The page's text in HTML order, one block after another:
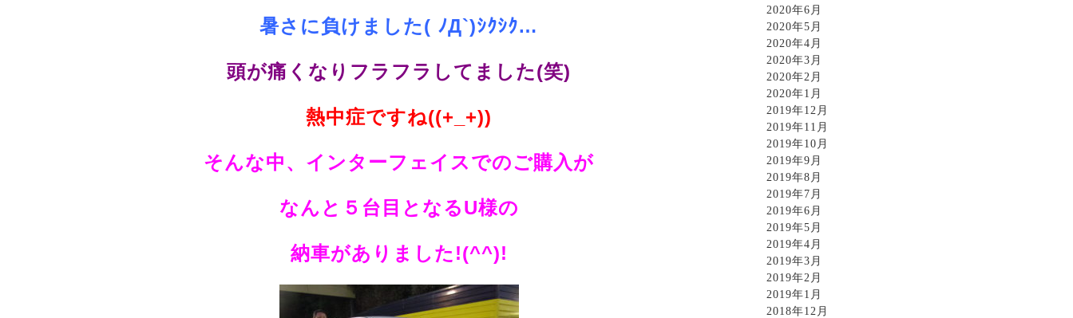
2020年6月
2020年5月
2020年4月
2020年3月
2020年2月
2020年1月
2019年12月
2019年11月
2019年10月
2019年9月
2019年8月
2019年7月
2019年6月
2019年5月
2019年4月
2019年3月
2019年2月
2019年1月
2018年12月
暑さに負けました( ﾉД`)ｼｸｼｸ…
頭が痛くなりフラフラしてました(笑)
熱中症ですね((+_+))
そんな中、インターフェイスでのご購入が
なんと５台目となるU様の
納車がありました!(^^)!